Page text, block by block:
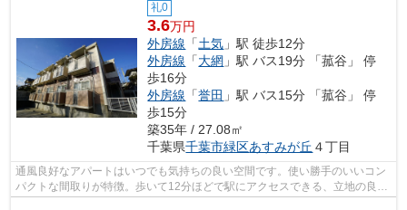
礼0
3.6万円
外房線 「土気 」駅 徒歩12分
外房線 「大網 」駅 バス19分 「菰谷」 停
歩16分
外房線 「誉田 」駅 バス15分 「菰谷」 停
歩15分
築35年 / 27.08㎡
千葉県千葉市緑区あすみが丘 ４丁目
通風良好なアパートはいつでも気持ちの良い空間です。使い勝手のいいコン
パクトな間取りが特徴。歩いて12分ほどで駅にアクセスできる、立地の良さ